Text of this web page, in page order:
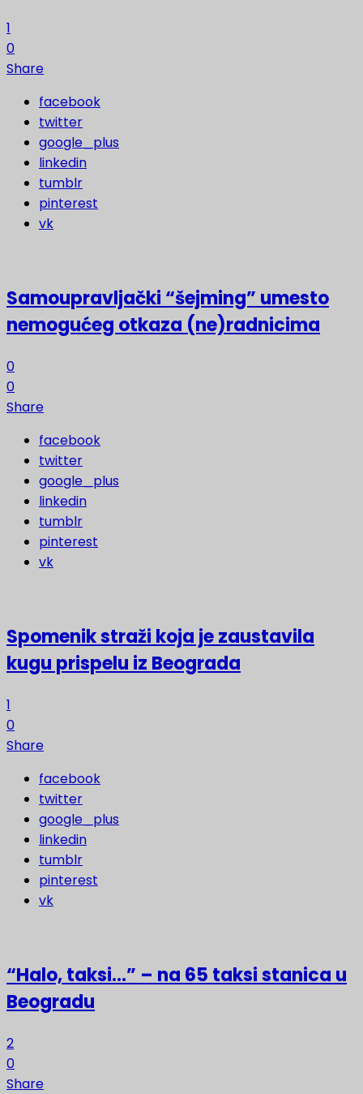
1
0
Share
facebook
twitter
google_plus
linkedin
tumblr
pinterest
vk
Samoupravljački “šejming” umesto
nemogućeg otkaza (ne)radnicima
0
0
Share
facebook
twitter
google_plus
linkedin
tumblr
pinterest
vk
Spomenik straži koja je zaustavila
kugu prispelu iz Beograda
1
0
Share
facebook
twitter
google_plus
linkedin
tumblr
pinterest
vk
“Halo, taksi…” – na 65 taksi stanica u
Beogradu
2
0
Share